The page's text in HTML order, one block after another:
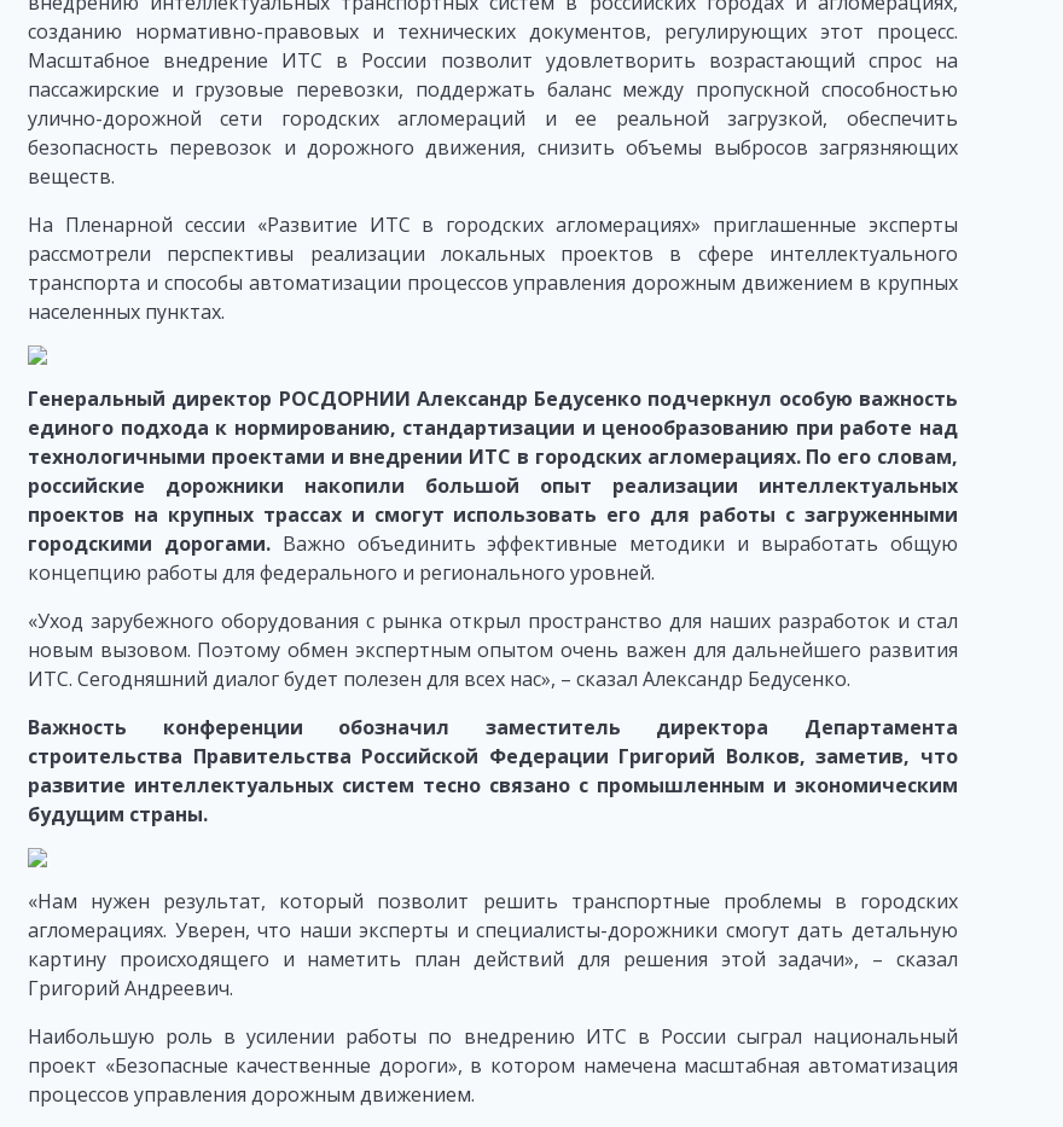
созданию нормативно-правовых и технических документов, регулирующих этот процесс.
Масштабное внедрение ИТС в России позволит удовлетворить возрастающий спрос на
пассажирские и грузовые перевозки, поддержать баланс между пропускной способностью
улично-дорожной сети городских агломераций и ее реальной загрузкой, обеспечить
безопасность перевозок и дорожного движения, снизить объемы выбросов загрязняющих
веществ.
На Пленарной сессии «Развитие ИТС в городских агломерациях» приглашенные эксперты
рассмотрели перспективы реализации локальных проектов в сфере интеллектуального
транспорта и способы автоматизации процессов управления дорожным движением в крупных
населенных пунктах.
Генеральный директор РОСДОРНИИ Александр Бедусенко подчеркнул особую важность
единого подхода к нормированию, стандартизации и ценообразованию при работе над
технологичными проектами и внедрении ИТС в городских агломерациях. По его словам,
российские дорожники накопили большой опыт реализации интеллектуальных
проектов на крупных трассах и смогут использовать его для работы с загруженными
городскими дорогами.Важно объединить эффективные методики и выработать общую
концепцию работы для федерального и регионального уровней.
«Уход зарубежного оборудования с рынка открыл пространство для наших разработок и стал
новым вызовом. Поэтому обмен экспертным опытом очень важен для дальнейшего развития
ИТС. Сегодняшний диалог будет полезен для всех нас», – сказал Александр Бедусенко.
Важность конференции обозначил заместитель директора Департамента
строительства Правительства Российской Федерации Григорий Волков, заметив, что
развитие интеллектуальных систем тесно связано с промышленным и экономическим
будущим страны.
«Нам нужен результат, который позволит решить транспортные проблемы в городских
агломерациях. Уверен, что наши эксперты и специалисты-дорожники смогут дать детальную
картину происходящего и наметить план действий для решения этой задачи», – сказал
Григорий Андреевич.
Наибольшую роль в усилении работы по внедрению ИТС в России сыграл национальный
проект «Безопасные качественные дороги», в котором намечена масштабная автоматизация
процессов управления дорожным движением.